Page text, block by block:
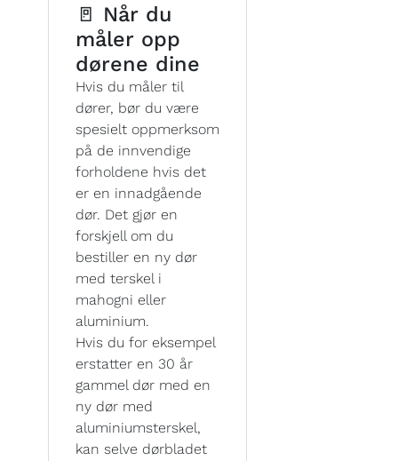
🚪 Når du
måler opp
dørene dine
Hvis du måler til
dører, bør du være
spesielt oppmerksom
på de innvendige
forholdene hvis det
er en innadgående
dør. Det gjør en
forskjell om du
bestiller en ny dør
med terskel i
mahogni eller
aluminium.
Hvis du for eksempel
erstatter en 30 år
gammel dør med en
ny dør med
aluminiumsterskel,
kan selve dørbladet